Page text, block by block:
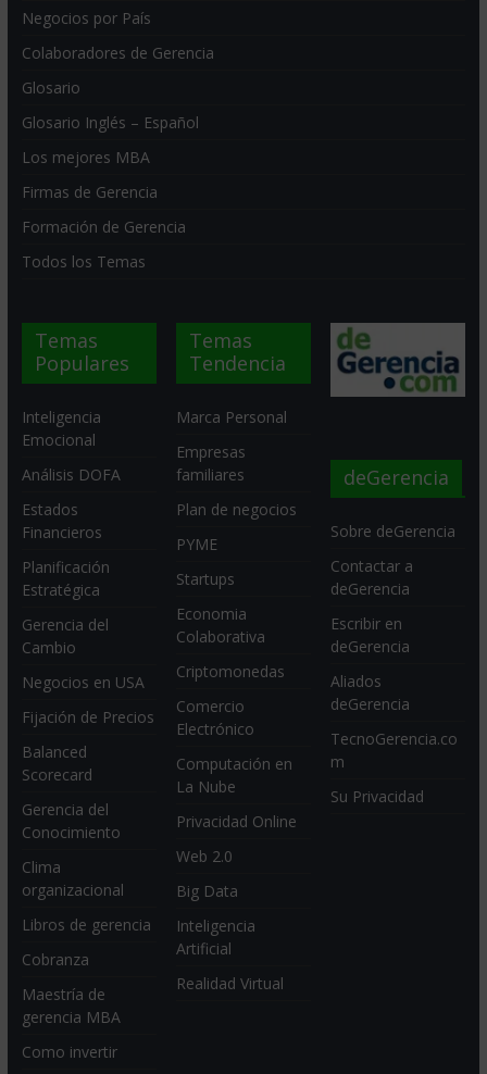
Negocios por País
Colaboradores de Gerencia
Glosario
Glosario Inglés – Español
Los mejores MBA
Firmas de Gerencia
Formación de Gerencia
Todos los Temas
Temas
Populares
Inteligencia
Emocional
Análisis DOFA
Estados
Financieros
Planificación
Estratégica
Gerencia del
Cambio
Negocios en USA
Fijación de Precios
Balanced
Scorecard
Gerencia del
Conocimiento
Clima
organizacional
Libros de gerencia
Cobranza
Maestría de
gerencia MBA
Como invertir
Temas
Tendencia
Marca Personal
Empresas
familiares
Plan de negocios
PYME
Startups
Economia
Colaborativa
Criptomonedas
Comercio
Electrónico
Computación en
La Nube
Privacidad Online
Web 2.0
Big Data
Inteligencia
Artificial
Realidad Virtual
deGerencia
Sobre deGerencia
Contactar a
deGerencia
Escribir en
deGerencia
Aliados
deGerencia
TecnoGerencia.co
m
Su Privacidad